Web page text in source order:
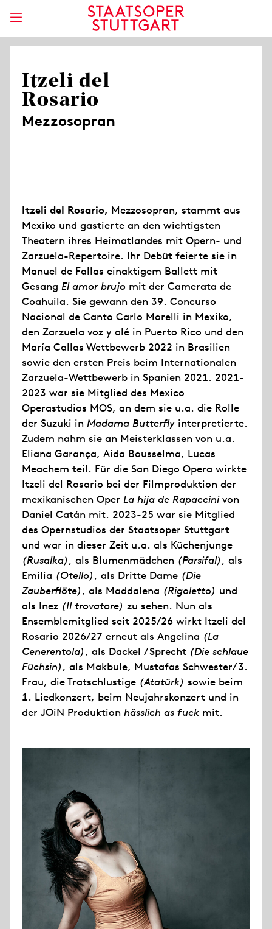
Itzeli del
Rosario
Mezzosopran
Itzeli del Rosario, Mezzosopran, stammt aus
Mexiko und gastierte an den wichtigsten
Theatern ihres Heimatlandes mit Opern- und
Zarzuela-Repertoire. Ihr Debüt feierte sie in
Manuel de Fallas einaktigem Ballett mit
Gesang El amor brujo mit der Camerata de
Coahuila. Sie gewann den 39. Concurso
Nacional de Canto Carlo Morelli in Mexiko,
den Zarzuela voz y olé in Puerto Rico und den
María Callas Wettbewerb 2022 in Brasilien
sowie den ersten Preis beim Internationalen
Zarzuela-Wettbewerb in Spanien 2021. 2021-
2023 war sie Mitglied des Mexico
Operastudios MOS, an dem sie u.a. die Rolle
der Suzuki in Madama Butterfly interpretierte.
Zudem nahm sie an Meisterklassen von u.a.
Eliana Garança, Aida Bousselma, Lucas
Meachem teil. Für die San Diego Opera wirkte
Itzeli del Rosario bei der Filmproduktion der
mexikanischen Oper La hija de Rapaccinivon
Daniel Catán mit. 2023-25 war sie Mitglied
des Opernstudios der Staatsoper Stuttgart
und war in dieser Zeit u.a. als Küchenjunge
(Rusalka), als Blumenmädchen (Parsifal), als
Emilia (Otello), als Dritte Dame (Die
Zauberflöte), als Maddalena (Rigoletto) und
als Inez (Il trovatore) zu sehen. Nun als
Ensemblemitglied seit 2025/26 wirkt Itzeli del
Rosario 2026/27 erneut als Angelina (La
Cenerentola), als Dackel / Sprecht (Die schlaue
Füchsin), als Makbule, Mustafas Schwester/ 3.
Frau, die Tratschlustige (Atatürk) sowie beim
1. Liedkonzert, beim Neujahrskonzert und in
der JOiN Produktion hässlich as fuck mit.